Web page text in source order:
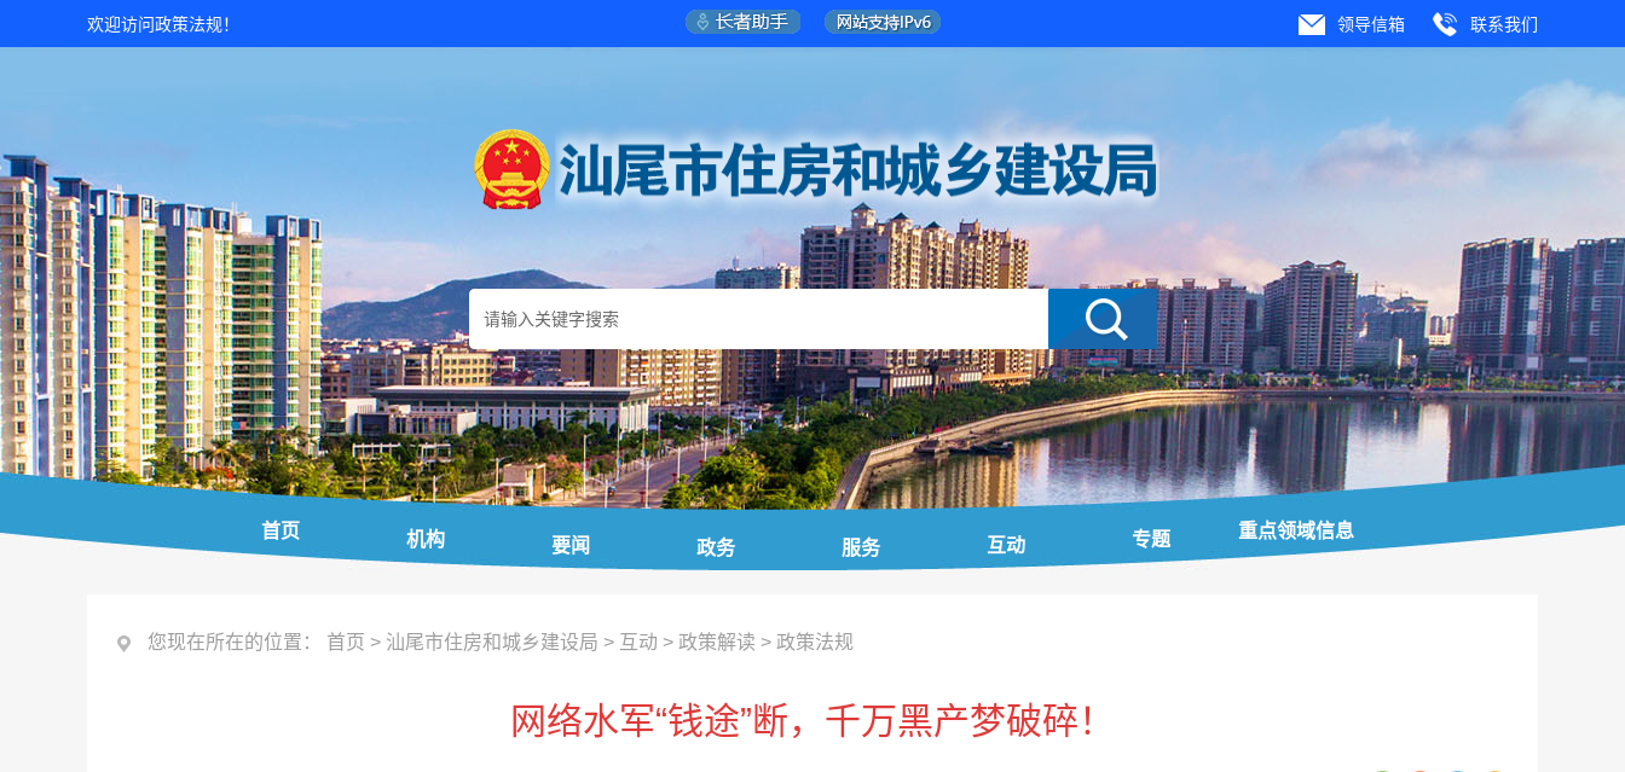
欢迎访问政策法规！ 领导信箱 联系我们
首页 机构 要闻 政务 服务 互动 专题 重点领域信息
您现在所在的位置： 首页 > 汕尾市住房和城乡建设局 > 互动 > 政策解读 > 政策法规
网络水军“钱途”断，千万黑产梦破碎！